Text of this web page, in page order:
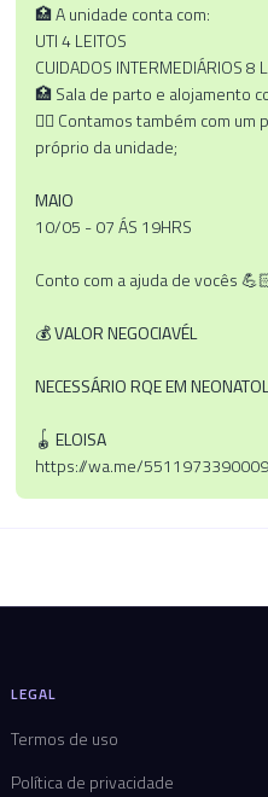
🏥 A unidade conta com:
UTI 4 LEITOS
CUIDADOS INTERMEDIÁRIOS 8
🏥 Sala de parto e alojamento
👨‍⚕ Contamos também com um
próprio da unidade;
MAIO
10/05 - 07 ÁS 19HRS
Conto com a ajuda de vocês
💰VALOR NEGOCIAVÉL
NECESSÁRIO RQE EM
🪀 ELOISA
https://wa.me/5511973390009
LEGAL
Termos de uso
Política de privacidade